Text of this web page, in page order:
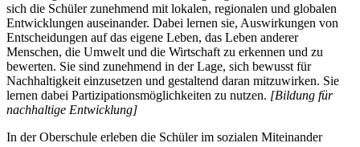
sich die Schüler zunehmend mit lokalen, regionalen und globalen
Entwicklungen auseinander. Dabei lernen sie, Auswirkungen von
Entscheidungen auf das eigene Leben, das Leben anderer
Menschen, die Umwelt und die Wirtschaft zu erkennen und zu
bewerten. Sie sind zunehmend in der Lage, sich bewusst für
Nachhaltigkeit einzusetzen und gestaltend daran mitzuwirken. Sie
lernen dabei Partizipationsmöglichkeiten zu nutzen. [Bildung für
nachhaltige Entwicklung]
In der Oberschule erleben die Schüler im sozialen Miteinander